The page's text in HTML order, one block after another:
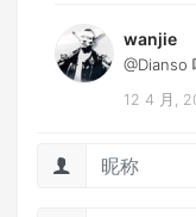
wanjie
@Dianso
12 4 月,